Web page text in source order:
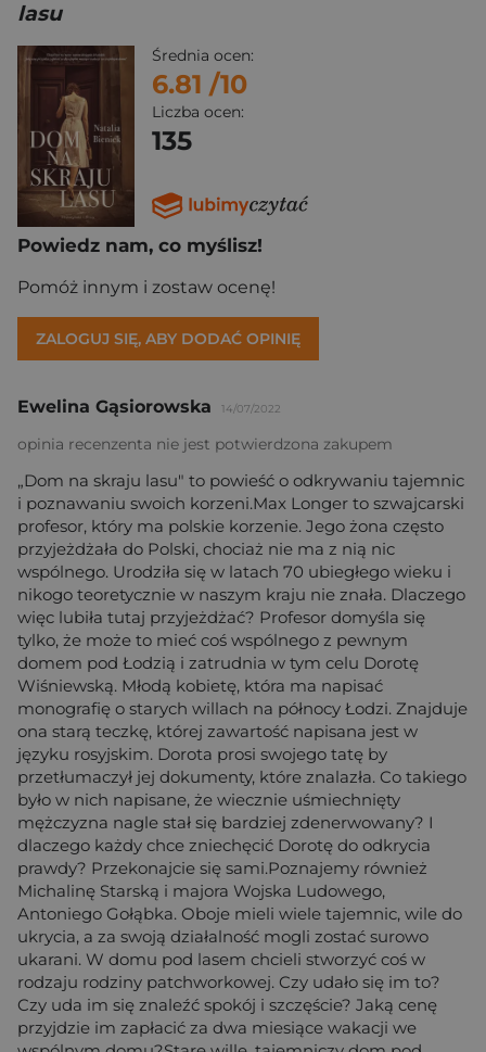
lasu
Średnia ocen:
6.81 /10
Liczba ocen:
135
Powiedz nam, co myślisz!
Pomóż innym i zostaw ocenę!
ZALOGUJ SIĘ, ABY DODAĆ OPINIĘ
Ewelina Gąsiorowska 14/07/2022
opinia recenzenta nie jest potwierdzona zakupem
„Dom na skraju lasu" to powieść o odkrywaniu tajemnic
i poznawaniu swoich korzeni.Max Longer to szwajcarski
profesor, który ma polskie korzenie. Jego żona często
przyjeżdżała do Polski, chociaż nie ma z nią nic
wspólnego. Urodziła się w latach 70 ubiegłego wieku i
nikogo teoretycznie w naszym kraju nie znała. Dlaczego
więc lubiła tutaj przyjeżdżać? Profesor domyśla się
tylko, że może to mieć coś wspólnego z pewnym
domem pod Łodzią i zatrudnia w tym celu Dorotę
Wiśniewską. Młodą kobietę, która ma napisać
monografię o starych willach na północy Łodzi. Znajduje
ona starą teczkę, której zawartość napisana jest w
języku rosyjskim. Dorota prosi swojego tatę by
przetłumaczył jej dokumenty, które znalazła. Co takiego
było w nich napisane, że wiecznie uśmiechnięty
mężczyzna nagle stał się bardziej zdenerwowany? I
dlaczego każdy chce zniechęcić Dorotę do odkrycia
prawdy? Przekonajcie się sami.Poznajemy również
Michalinę Starską i majora Wojska Ludowego,
Antoniego Gołąbka. Oboje mieli wiele tajemnic, wile do
ukrycia, a za swoją działalność mogli zostać surowo
ukarani. W domu pod lasem chcieli stworzyć coś w
rodzaju rodziny patchworkowej. Czy udało się im to?
Czy uda im się znaleźć spokój i szczęście? Jaką cenę
przyjdzie im zapłacić za dwa miesiące wakacji we